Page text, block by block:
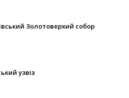
Золотоверхий собор
узвіз